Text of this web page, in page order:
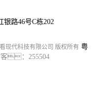
路46号C栋202
现代科技有限公司 版权所有 粤
客：255504